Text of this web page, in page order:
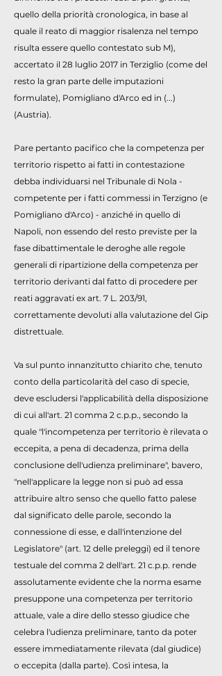
quello della priorità cronologica, in base al
quale il reato di maggior risalenza nel tempo
risulta essere quello contestato sub M),
accertato il 28 luglio 2017 in Terziglio (come del
resto la gran parte delle imputazioni
formulate), Pomigliano d'Arco ed in (...)
(Austria).
Pare pertanto pacifico che la competenza per
territorio rispetto ai fatti in contestazione
debba individuarsi nel Tribunale di Nola -
competente per i fatti commessi in Terzigno (e
Pomigliano d'Arco) - anziché in quello di
Napoli, non essendo del resto previste per la
fase dibattimentale le deroghe alle regole
generali di ripartizione della competenza per
territorio derivanti dal fatto di procedere per
reati aggravati ex art. 7 L. 203/91,
correttamente devoluti alla valutazione del Gip
distrettuale.
Va sul punto innanzitutto chiarito che, tenuto
conto della particolarità del caso di specie,
deve escludersi l'applicabilità della disposizione
di cui all'art. 21 comma 2 c.p.p., secondo la
quale "l'incompetenza per territorio è rilevata o
eccepita, a pena di decadenza, prima della
conclusione dell'udienza preliminare", bavero,
"nell'applicare la legge non si può ad essa
attribuire altro senso che quello fatto palese
dal significato delle parole, secondo la
connessione di esse, e dall'intenzione del
Legislatore" (art. 12 delle preleggi) ed il tenore
testuale del comma 2 dell'art. 21 c.p.p. rende
assolutamente evidente che la norma esame
presuppone una competenza per territorio
attuale, vale a dire dello stesso giudice che
celebra l'udienza preliminare, tanto da poter
essere immediatamente rilevata (dal giudice)
o eccepita (dalla parte). Così intesa, la